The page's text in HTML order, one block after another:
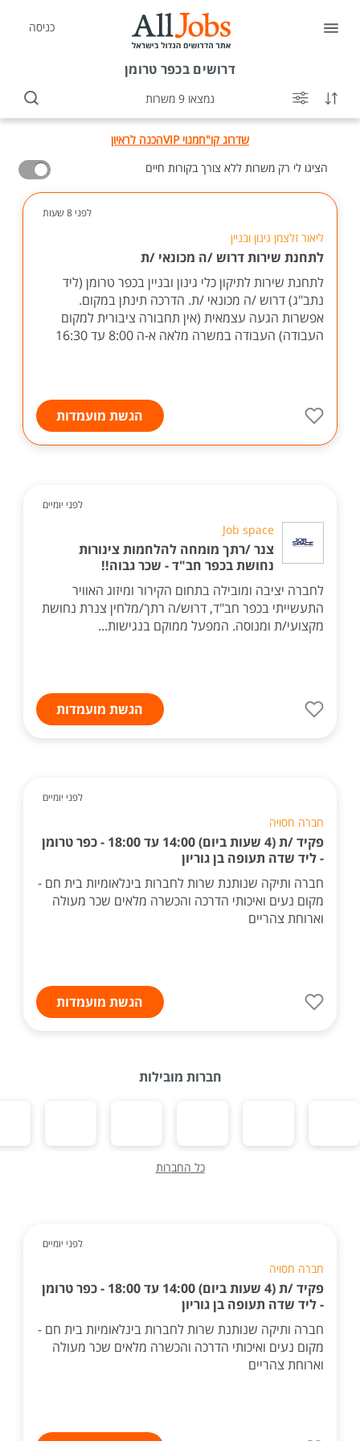
כניסה
דרושיםבכפר טרומן
נמצאו 9 משרות
שדרוג קו"חמנוי VIP
הכנה לראיון
הציגו לי רק משרות ללא צורך בקורות חיים
לפני 8 שעות
ליאור זלצמן גינון ובניין
לתחנת שירות דרוש /ה מכונאי /ת
לתחנת שירות לתיקון כלי גינון ובניין בכפר טרומן (ליד
נתב"ג) דרוש /ה מכונאי /ת. הדרכה תינתן במקום.
אפשרות הגעה עצמאית (אין תחבורה ציבורית למקום
העבודה) העבודה במשרה מלאה א-ה 8:00 עד 16:30
הגשת מועמדות
לפני יומיים
Job space
צנר /רתך מומחה להלחמות צינורות
נחושת בכפר חב"ד - שכר גבוה!!
לחברה יציבה ומובילה בתחום הקירור ומיזוג האוויר
התעשייתי בכפר חב"ד, דרוש/ה רתך/מלחין צנרת נחושת
מקצועי/ת ומנוסה. המפעל ממוקם בנגישות...
הגשת מועמדות
לפני יומיים
חברה חסויה
פקיד /ת (4 שעות ביום) 14:00 עד 18:00 - כפר טרומן
- ליד שדה תעופה בן גוריון
חברה ותיקה שנותנת שרות לחברות בינלאומיות בית חם -
מקום נעים ואיכותי הדרכה והכשרה מלאים שכר מעולה
וארוחת צהריים
הגשת מועמדות
חברות מובילות
כל החברות
לפני יומיים
חברה חסויה
פקיד /ת (4 שעות ביום) 14:00 עד 18:00 - כפר טרומן
- ליד שדה תעופה בן גוריון
חברה ותיקה שנותנת שרות לחברות בינלאומיות בית חם -
מקום נעים ואיכותי הדרכה והכשרה מלאים שכר מעולה
וארוחת צהריים